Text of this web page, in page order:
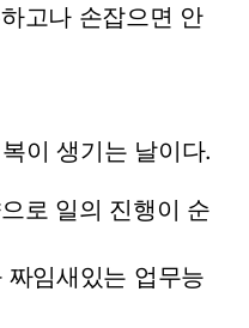
고나 손잡으면 안
이 생기는 날이다.
로 일의 진행이 순
임새있는 업무능